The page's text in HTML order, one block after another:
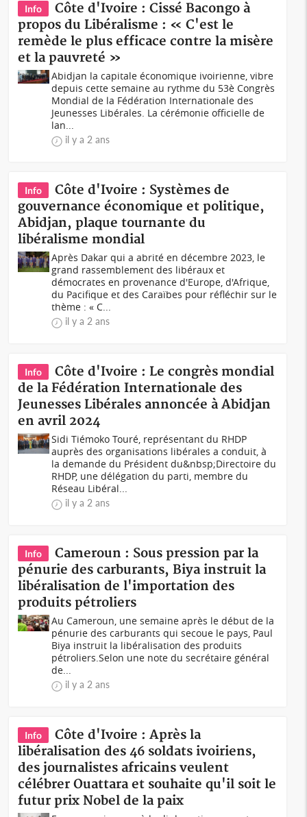
Info
Côte d'Ivoire : Cissé Bacongo à
propos du Libéralisme : « C'est le
remède le plus efficace contre la misère
et la pauvreté »
Abidjan la capitale économique ivoirienne, vibre
depuis cette semaine au rythme du 53è Congrès
Mondial de la Fédération Internationale des
Jeunesses Libérales. La cérémonie officielle de
lan...
il y a 2 ans
Info
Côte d'Ivoire : Systèmes de
gouvernance économique et politique,
Abidjan, plaque tournante du
libéralisme mondial
Après Dakar qui a abrité en décembre 2023, le
grand rassemblement des libéraux et
démocrates en provenance d'Europe, d'Afrique,
du Pacifique et des Caraïbes pour réfléchir sur le
thème : « C...
il y a 2 ans
Info
Côte d'Ivoire : Le congrès mondial
de la Fédération Internationale des
Jeunesses Libérales annoncée à Abidjan
en avril 2024
Sidi Tiémoko Touré, représentant du RHDP
auprès des organisations libérales a conduit, à
la demande du Président du&nbsp;Directoire du
RHDP, une délégation du parti, membre du
Réseau Libéral...
il y a 2 ans
Info
Cameroun : Sous pression par la
pénurie des carburants, Biya instruit la
libéralisation de l'importation des
produits pétroliers
Au Cameroun, une semaine après le début de la
pénurie des carburants qui secoue le pays, Paul
Biya instruit la libéralisation des produits
pétroliers.Selon une note du secrétaire général
de...
il y a 2 ans
Info
Côte d'Ivoire : Après la
libéralisation des 46 soldats ivoiriens,
des journalistes africains veulent
célébrer Ouattara et souhaite qu'il soit le
futur prix Nobel de la paix